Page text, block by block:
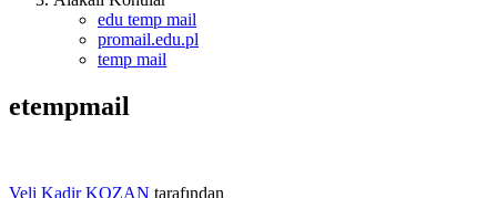
edu temp mail
promail.edu.pl
temp mail
etempmail
Veli Kadir KOZAN tarafından